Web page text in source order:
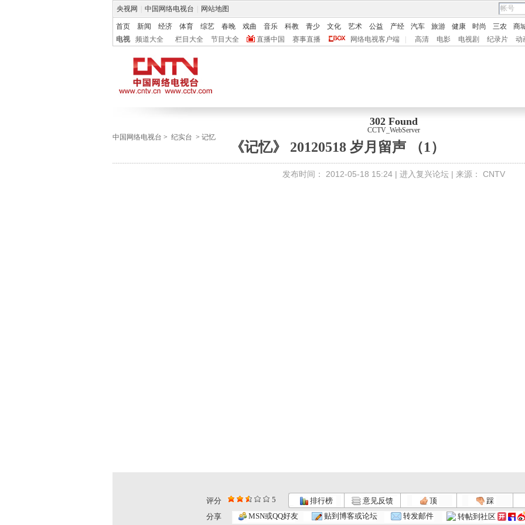
央视网 中国网络电视台 网站地图
首页 新闻 经济 体育 综艺 春晚 戏曲 音乐 科教 青少 文化 艺术 公益 产经 汽车 旅游 健康 时尚 三农
商
电视
频道大全 栏目大全 节目大全 直播中国 赛事直播 网络电视客户端 高清 电影 电视剧 纪录片 动
302 Found
CCTV_WebServer
中国网络电视台 > 纪实台 > 记忆
《记忆》 20120518 岁月留声 （1）
发布时间： 2012-05-18 15:24 | 进入复兴论坛 | 来源： CNTV
评分 5 排行榜 意见反馈 顶
踩
分享
MSN或QQ好友 贴到博客或论坛 转发邮件 转帖到社区